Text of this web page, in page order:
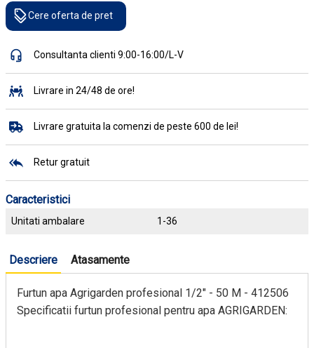
Cere oferta de pret
Consultanta clienti 9:00-16:00/L-V
Livrare in 24/48 de ore!
Livrare gratuita la comenzi de peste 600 de lei!
Retur gratuit
Caracteristici
Unitati ambalare 1-36
Descriere Atasamente
Furtun apa Agrigarden profesional 1/2" - 50 M - 412506
Specificatii furtun profesional pentru apa AGRIGARDEN: